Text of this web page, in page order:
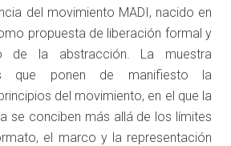
del movimiento MADI, nacido en
propuesta de liberación formal y
de la abstracción. La muestra
que ponen de manifiesto la
del movimiento, en el que la
se conciben más allá de los límites
el marco y la representación